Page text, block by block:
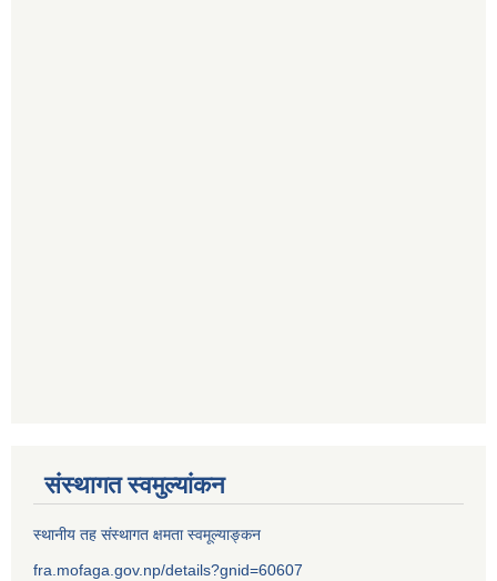
संस्थागत स्वमुल्यांकन
स्थानीय तह संस्थागत क्षमता स्वमूल्याङ्कन
fra.mofaga.gov.np/details?gnid=60607